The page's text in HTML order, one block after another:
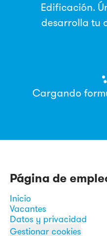
Edificación.
desarrolla tu
Cargando
Página de
Inicio
Vacantes
Datos y privacidad
Gestionar cookies